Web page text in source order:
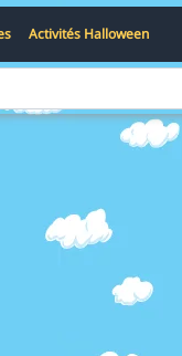
Activités Halloween